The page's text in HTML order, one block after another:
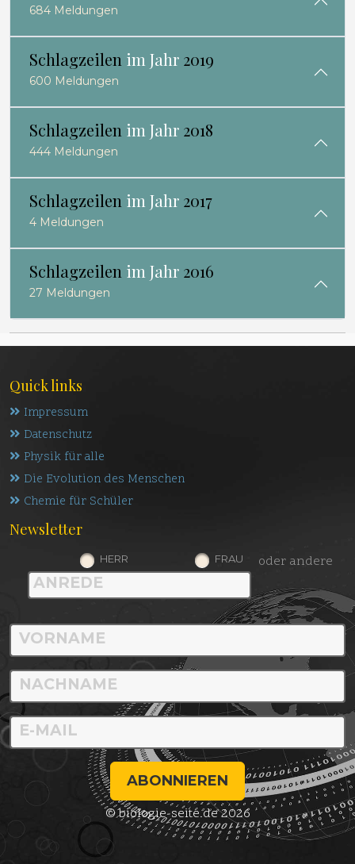
684 Meldungen
Schlagzeilen im Jahr 2019
600 Meldungen
Schlagzeilen im Jahr 2018
444 Meldungen
Schlagzeilen im Jahr 2017
4 Meldungen
Schlagzeilen im Jahr 2016
27 Meldungen
Quick links
Impressum
Datenschutz
Physik für alle
Die Evolution des Menschen
Chemie für Schüler
Newsletter
HERR FRAU oder andere
ABONNIEREN
© biologie-seite.de 2026